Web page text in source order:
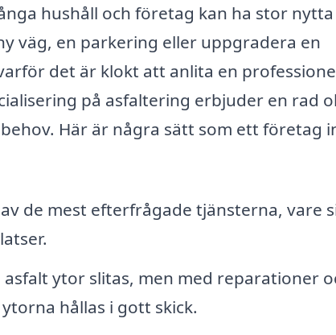
hushåll och företag kan ha stor nytta
väg, en parkering eller uppgradera en
det är klokt att anlita en
på asfaltering erbjuder en rad
Här är några sätt som ett företag
de mest efterfrågade tjänsterna, vare
asfalt ytor slitas, men med reparationer
hållas i gott skick.